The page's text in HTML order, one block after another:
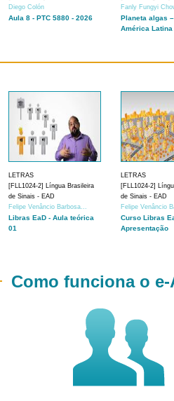
Diego Colón
Aula 8 - PTC 5880 - 2026
Fanly Fungyi
Planeta algas
América Latina
LETRAS
[FLL1024-2] Língua Brasileira
de Sinais - EAD
Felipe Venâncio Barbosa...
Libras EaD - Aula teórica
01
LETRAS
[FLL1024-2]
de Sinais - EAD
Felipe Venâncio
Curso Libras
Apresentação
Como funciona o